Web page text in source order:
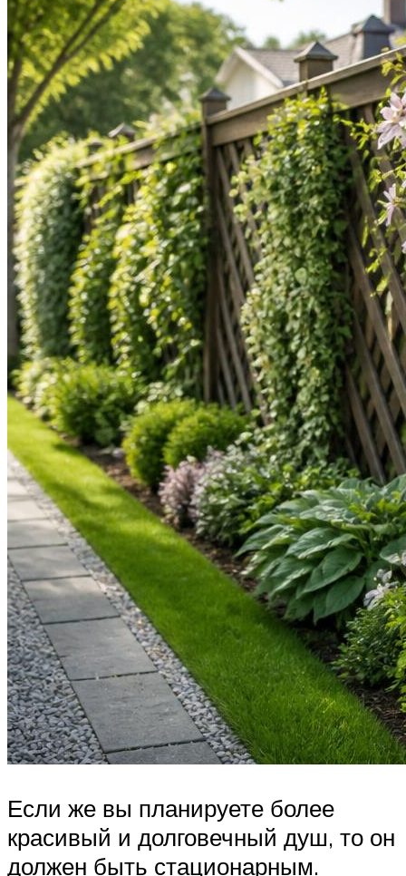
Если же вы планируете более
красивый и долговечный душ, то он
должен быть стационарным.